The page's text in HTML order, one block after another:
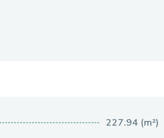
227.94 (m²)